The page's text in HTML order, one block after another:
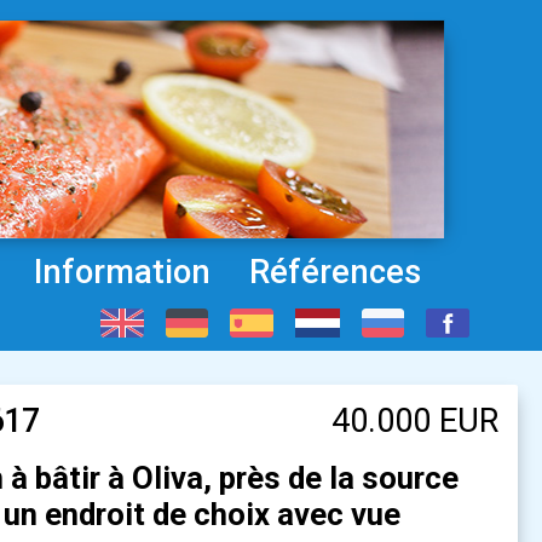
Information Références
40.000 EUR
bâtir à Oliva, près de la source
endroit de choix avec vue